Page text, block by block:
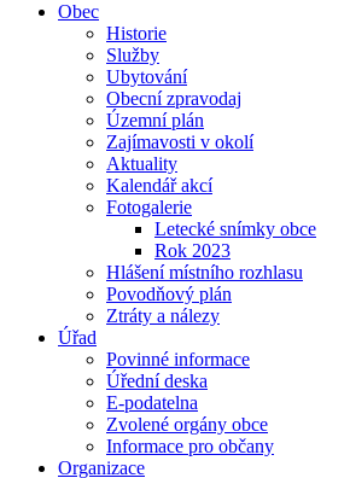
Obec
Historie
Služby
Ubytování
Obecní zpravodaj
Územní plán
Zajímavosti v okolí
Aktuality
Kalendář akcí
Fotogalerie
Letecké snímky obce
Rok 2023
Hlášení místního rozhlasu
Povodňový plán
Ztráty a nálezy
Úřad
Povinné informace
Úřední deska
E-podatelna
Zvolené orgány obce
Informace pro občany
Organizace